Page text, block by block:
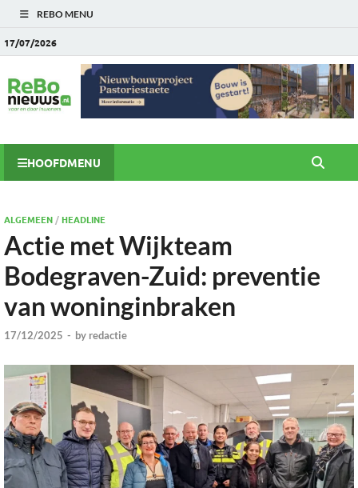
REBO MENU
17/07/2026
HOOFDMENU
ALGEMEEN/ HEADLINE
Actie met Wijkteam
Bodegraven-Zuid: preventie
van woninginbraken
17/12/2025 - by redactie